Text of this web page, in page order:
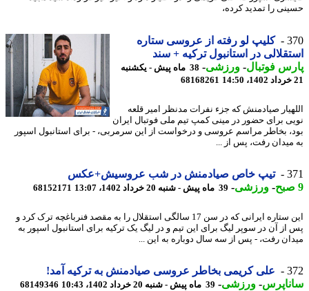
را تمدید کرده،
کلیپ لو رفته از عروسی ستاره
در استانبول ترکیه + سند
فوتبال-ورزشی-
38 ماه پیش - یکشنبه
68168261
صیادمنش که جزء نفرات مدنظر امیر قلعه
برای حضور در مینی کمپ تیم ملی فوتبال ایران
بخاطر مراسم عروسی و درخواست از این سرمربی، - برای استانبول اسپور
رفت، پس از ...
تیپ خاص صیادمنش در شب عروسیش+عکس
-ورزشی-39 ماه پیش - شنبه 20 خرداد 1402، 13:07 68152171
این ستاره ایرانی که در سن 17 سالگی استقلال را به مقصد فنرباغچه ترک کرد و
آن در سوپر لیگ برای این تیم و در لیگ یک ترکیه برای استانبول اسپور به
رفت، - پس از سه سال دوباره به این ...
علی کریمی بخاطر عروسی صیادمنش به ترکیه آمد!
-ورزشی-39 ماه پیش - شنبه 20 خرداد 1402، 10:43 68149346